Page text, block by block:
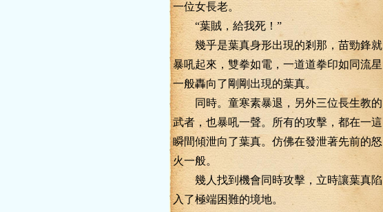
一位女長老。
“葉賊，給我死！”
幾乎是葉真身形出現的剎那，苗勁鋒就
暴吼起來，雙拳如電，一道道拳印如同流星
一般轟向了剛剛出現的葉真。
同時。童寒素暴退，另外三位長生教的
武者，也暴吼一聲。所有的攻擊，都在一這
瞬間傾泄向了葉真。仿佛在發泄著先前的怒
火一般。
幾人找到機會同時攻擊，立時讓葉真陷
入了極端困難的境地。